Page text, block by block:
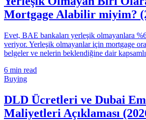
Mortgage Alabilir miyim?
Evet, BAE bankaları yerleşik olmayanlara
veriyor. Yerleşik olmayanlar için mortgage
belgeler ve nelerin beklendiğine dair
6 min read
Buying
DLD Ücretleri ve Dubai
Maliyetleri Açıklaması